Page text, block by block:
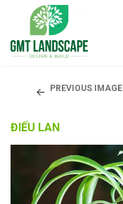
PREVIOUS IMAGE
ĐIẾU LAN